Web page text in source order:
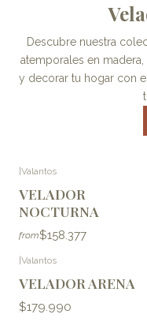
Descubre nuestra
atemporales en
y decorar tu hogar con
|Valantos
VELADOR
NOCTURNA
from$158.377
Valantos
VELADOR ARENA
$179.990